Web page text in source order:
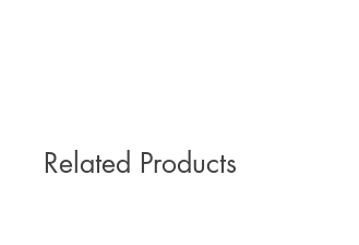
Related Products